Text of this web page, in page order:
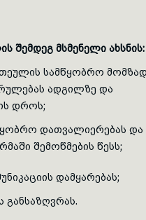
შემდეგ მსმენელი ახსნის:
სამწყობრო
ადგილზე და
დროს;
დათვალიერებას და
შემოწმების წესს;
დამყარებას;
განსაზღვრას.